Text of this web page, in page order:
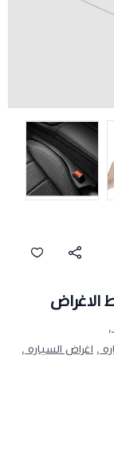
الاغراض
,
, اغراض السياره ,